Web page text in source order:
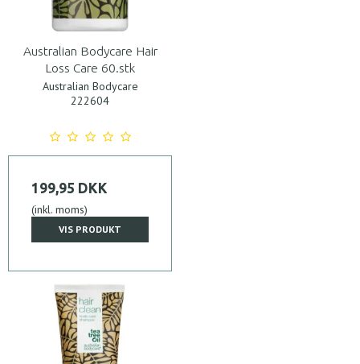
Australian Bodycare Hair
Loss Care 60.stk
Australian Bodycare
222604
199,95 DKK
(inkl. moms)
VIS PRODUKT